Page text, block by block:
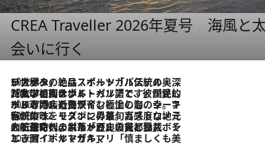
CREA Traveller 2026年夏号 海風と
会いに行く
2026.8.8
リスボンの絶品スイーツ「パステル・デ・ナタ」とは？ポルトガル伝統の奥深い世界へ
2026.7.27
「私の祖国はポルトガル語です」国民的詩人フェルナンド・ペソアと、彼が愛した文学の街を歩く
2026.7.26
ポルトガル近海が育む極上の海の幸。キリリと冷えた白ワインと愉しむ、シーフード専門店の贅沢
2026.7.22
伝統の味をモダンに昇華。高感度な地元客が集う、リスボンの最旬ガストロノミー
2026.7.21
大航海時代の栄華から、震災、独裁、そして革命へ。ポルトガル・首都リスボンの石畳に刻まれた「歴史の光と影」
2026.7.13
エッセイ・ヤマザキマリ「慎ましくも美しき国 ポルトガル」